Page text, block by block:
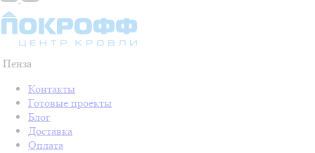
Пенза
Контакты
Готовые проекты
Блог
Доставка
Оплата